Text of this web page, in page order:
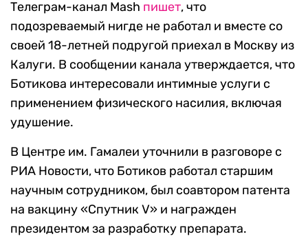
Телеграм-канал Mash пишет, что
подозреваемый нигде не работал и вместе со
своей 18-летней подругой приехал в Москву из
Калуги. В сообщении канала утверждается, что
Ботикова интересовали интимные услуги с
применением физического насилия, включая
удушение.
В Центре им. Гамалеи уточнили в разговоре с
РИА Новости, что Ботиков работал старшим
научным сотрудником, был соавтором патента
на вакцину «Спутник V» и награжден
президентом за разработку препарата.